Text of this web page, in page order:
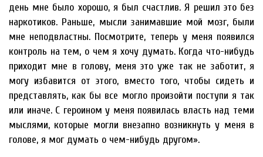
день мне было хорошо, я был счастлив. Я решил это без
наркотиков. Раньше, мысли занимавшие мой мозг, были
мне неподвластны. Посмотрите, теперь у меня появился
контроль на тем, о чем я хочу думать. Когда что-нибудь
приходит мне в голову, меня это уже так не заботит, я
могу избавится от этого, вместо того, чтобы сидеть и
представлять, как бы все могло произойти поступи я так
или иначе. С героином у меня появилась власть над теми
мыслями, которые могли внезапно возникнуть у меня в
голове, я мог думать о чем-нибудь другом».